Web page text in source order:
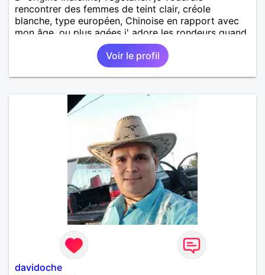
rencontrer des femmes de teint clair, créole
blanche, type européen, Chinoise en rapport avec
mon âge, ou plus agées j' adore les rondeurs quand
elles sont mises en valeur,pour aventure suivie, se
voir chez moi, se voir régulièrement si on le désire
tous les deux, une relation simple, sans engagement
le temps qu' on le souhaite
Voir le profil
davidoche